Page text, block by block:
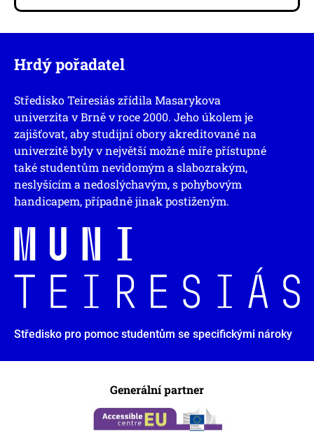
Hrdý pořadatel
Středisko Teiresiás zřídila Masarykova
univerzita v Brně v roce 2000. Jeho úkolem je
zajišťovat, aby studijní obory akreditované na
univerzitě byly v největší možné míře přístupné
také studentům nevidomým a slabozrakým,
neslyšícím a nedoslýchavým, s pohybovým
handicapem, případně jinak postiženým.
Středisko pro pomoc studentům se specifickými nároky
Generální partner